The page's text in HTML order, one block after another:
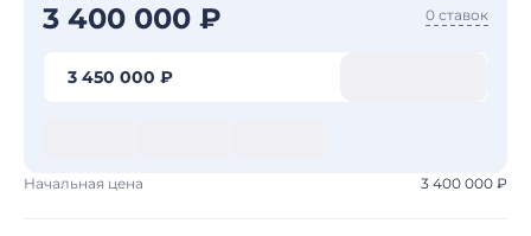
3 400 000 ₽ 0 ставок
3 450 000 ₽
Начальная цена 3 400 000 ₽